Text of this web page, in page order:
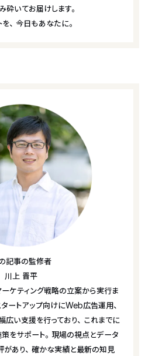
砕いてお届けします。
を、今日もあなたに。
記事の監修者
川上 晋平
ケティング戦略の立案から実行ま
ートアップ向けにWeb広告運用、
い支援を行っており、これまでに
をサポート。現場の視点とデータ
あり、確かな実績と最新の知見